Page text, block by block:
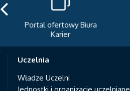
Portal ofertowy Biura
Karier
Uczelnia
Władze Uczelni